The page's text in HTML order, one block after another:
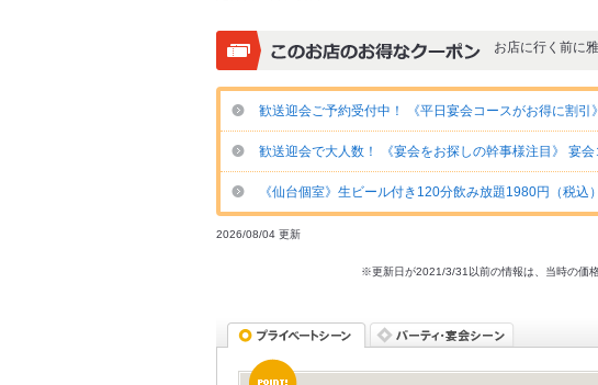
お店に行く前に
歓送迎会ご予約受付中！ 《平日宴会コースがお得に割
歓送迎会で大人数！ 《宴会をお探しの幹事様注目》 宴
《仙台個室》生ビール付き120分飲み放題1980円（税込
2026/08/04 更新
※更新日が2021/3/31以前の情報は、当時の価